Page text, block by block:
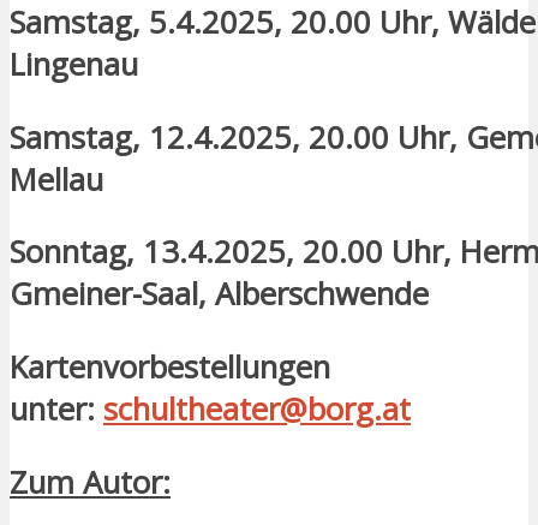
Samstag, 5.4.2025, 20.00 Uhr,
Lingenau
Samstag, 12.4.2025, 20.00 Uhr,
Mellau
Sonntag, 13.4.2025, 20.00 Uhr,
Gmeiner-Saal, Alberschwende
Kartenvorbestellungen
unter: schultheater@borg.at
Zum Autor: